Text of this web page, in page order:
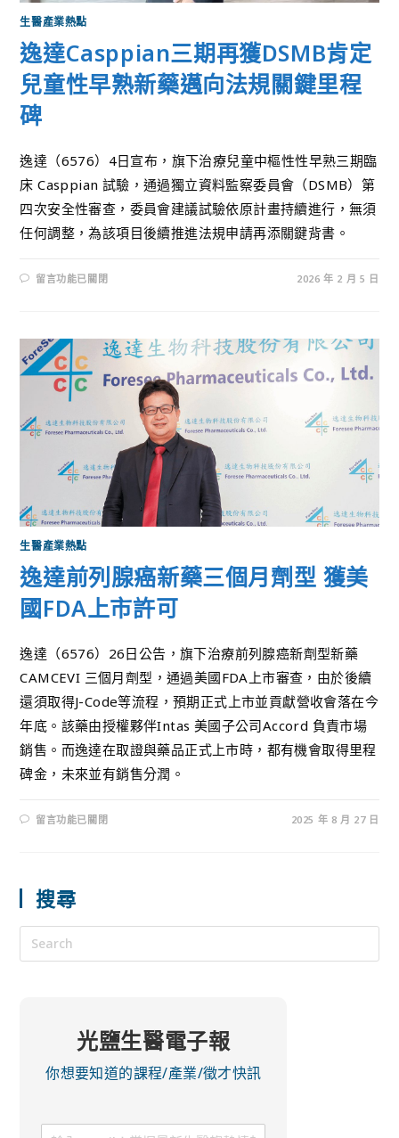
生醫產業熱點
逸達Casppian三期再獲DSMB肯定
兒童性早熟新藥邁向法規關鍵里程
碑
逸達（6576）4日宣布，旗下治療兒童中樞性性早熟三期臨
床 Casppian 試驗，通過獨立資料監察委員會（DSMB）第
四次安全性審查，委員會建議試驗依原計畫持續進行，無須
任何調整，為該項目後續推進法規申請再添關鍵背書。
留言功能已關閉 2026 年 2 月 5 日
生醫產業熱點
逸達前列腺癌新藥三個月劑型 獲美
國FDA上市許可
逸達（6576）26日公告，旗下治療前列腺癌新劑型新藥
CAMCEVI 三個月劑型，通過美國FDA上市審查，由於後續
還須取得J-Code等流程，預期正式上市並貢獻營收會落在今
年底。該藥由授權夥伴Intas 美國子公司Accord 負責市場
銷售。而逸達在取證與藥品正式上市時，都有機會取得里程
碑金，未來並有銷售分潤。
留言功能已關閉 2025 年 8 月 27 日
搜尋
光鹽生醫電子報
你想要知道的課程/產業/徵才快訊